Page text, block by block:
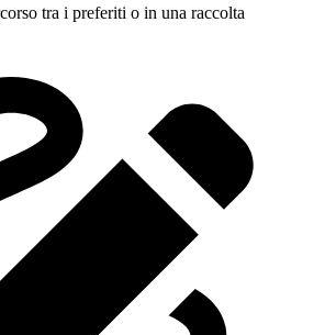
tra i preferiti o in una raccolta